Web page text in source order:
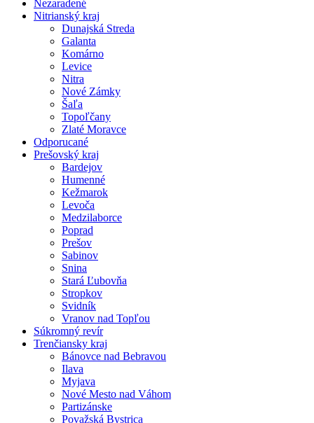
Nezaradené
Nitrianský kraj
Dunajská Streda
Galanta
Komárno
Levice
Nitra
Nové Zámky
Šaľa
Topoľčany
Zlaté Moravce
Odporucané
Prešovský kraj
Bardejov
Humenné
Kežmarok
Levoča
Medzilaborce
Poprad
Prešov
Sabinov
Snina
Stará Ľubovňa
Stropkov
Svidník
Vranov nad Topľou
Súkromný revír
Trenčiansky kraj
Bánovce nad Bebravou
Ilava
Myjava
Nové Mesto nad Váhom
Partizánske
Považská Bystrica